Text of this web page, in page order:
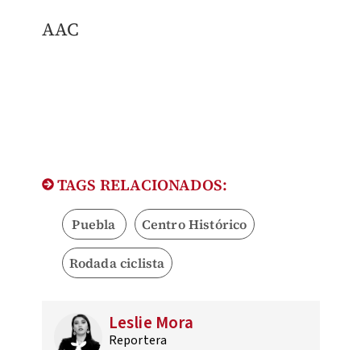
AAC
TAGS RELACIONADOS:
Puebla Centro Histórico
Rodada ciclista
Leslie Mora
Reportera